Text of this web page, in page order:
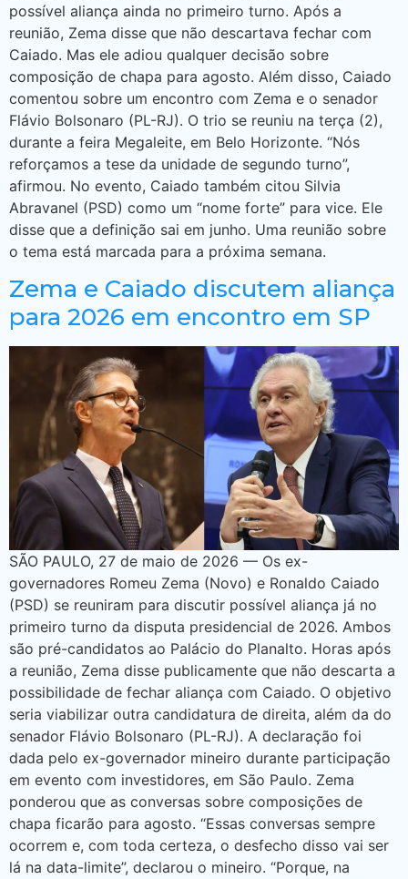
possível aliança ainda no primeiro turno. Após a
reunião, Zema disse que não descartava fechar com
Caiado. Mas ele adiou qualquer decisão sobre
composição de chapa para agosto. Além disso, Caiado
comentou sobre um encontro com Zema e o senador
Flávio Bolsonaro (PL-RJ). O trio se reuniu na terça (2),
durante a feira Megaleite, em Belo Horizonte. “Nós
reforçamos a tese da unidade de segundo turno”,
afirmou. No evento, Caiado também citou Silvia
Abravanel (PSD) como um “nome forte” para vice. Ele
disse que a definição sai em junho. Uma reunião sobre
o tema está marcada para a próxima semana.
Zema e Caiado discutem aliança
para 2026 em encontro em SP
SÃO PAULO, 27 de maio de 2026 — Os ex-
governadores Romeu Zema (Novo) e Ronaldo Caiado
(PSD) se reuniram para discutir possível aliança já no
primeiro turno da disputa presidencial de 2026. Ambos
são pré-candidatos ao Palácio do Planalto. Horas após
a reunião, Zema disse publicamente que não descarta a
possibilidade de fechar aliança com Caiado. O objetivo
seria viabilizar outra candidatura de direita, além da do
senador Flávio Bolsonaro (PL-RJ). A declaração foi
dada pelo ex-governador mineiro durante participação
em evento com investidores, em São Paulo. Zema
ponderou que as conversas sobre composições de
chapa ficarão para agosto. “Essas conversas sempre
ocorrem e, com toda certeza, o desfecho disso vai ser
lá na data-limite”, declarou o mineiro. “Porque, na